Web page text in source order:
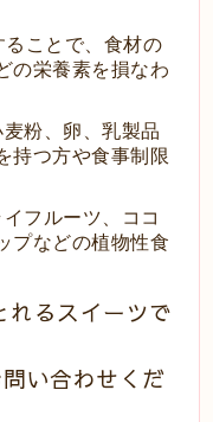
ことで、食材の
の栄養素を損なわ
粉、卵、乳製品
持つ方や食事制限
フルーツ、ココ
プなどの植物性食
れるスイーツで
い合わせくだ